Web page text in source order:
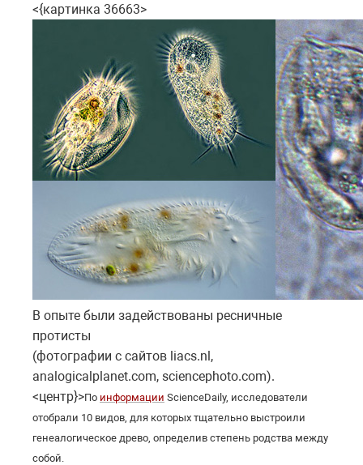
<{картинка 36663>
В опыте были задействованы ресничные
протисты
(фотографии с сайтов liacs.nl,
analogicalplanet.com, sciencephoto.com).
<центр}>По информации ScienceDaily, исследователи
отобрали 10 видов, для которых тщательно выстроили
генеалогическое древо, определив степень родства между
собой.